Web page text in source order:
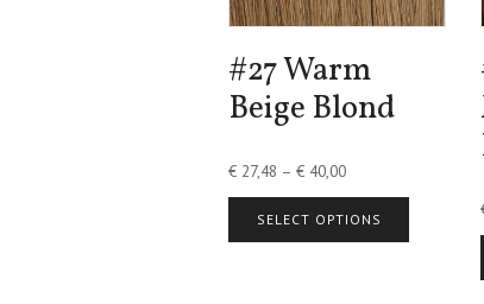
#27 Warm
Beige Blond
€ 27,48 –€ 40,00
SELECT OPTIONS